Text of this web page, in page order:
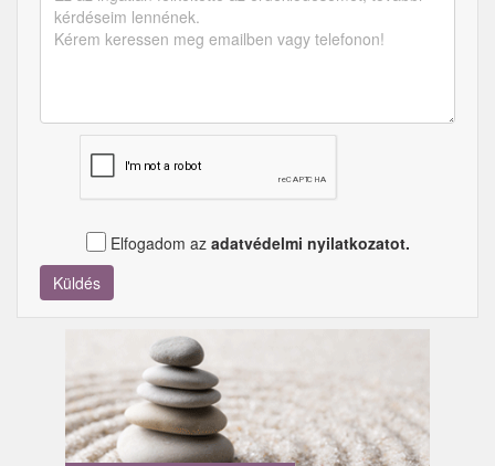
Elfogadom az adatvédelmi nyilatkozatot.
Küldés